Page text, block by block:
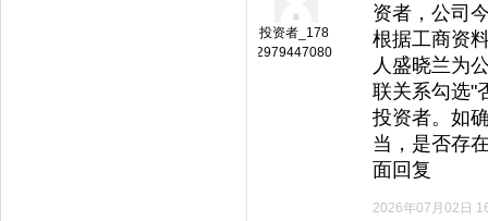
投资者_178
2979447080
资者，公司
根据工商资
人盛晓兰为
联关系勾选"
投资者。如
当，是否存
面回复
2026年07月02日